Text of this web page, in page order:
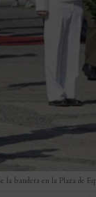
la bandera en la Plaza